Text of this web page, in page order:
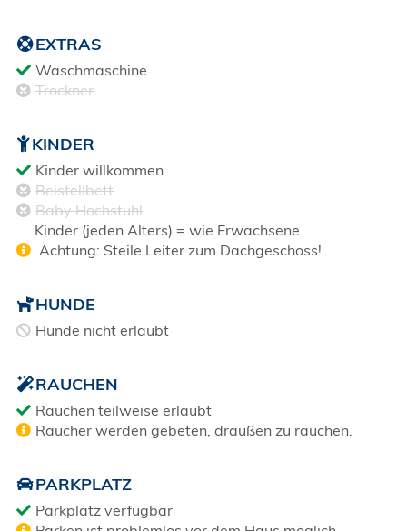
EXTRAS
Waschmaschine
Trockner
KINDER
Kinder willkommen
Beistellbett
Baby Hochstuhl
Kinder (jeden Alters) = wie Erwachsene
Achtung: Steile Leiter zum Dachgeschoss!
HUNDE
Hunde nicht erlaubt
RAUCHEN
Rauchen teilweise erlaubt
Raucher werden gebeten, draußen zu rauchen.
PARKPLATZ
Parkplatz verfügbar